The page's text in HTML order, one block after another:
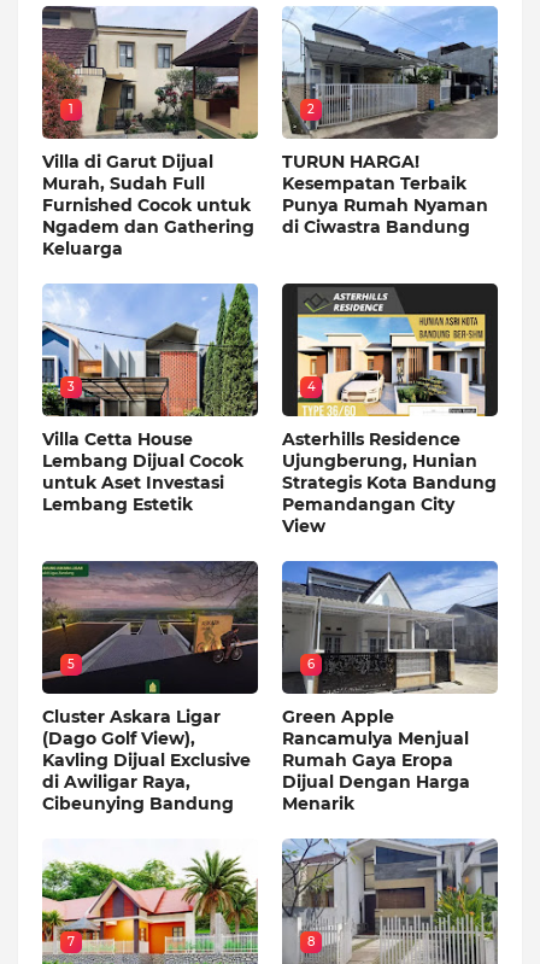
1
Villa di Garut Dijual
Murah, Sudah Full
Furnished Cocok untuk
Ngadem dan Gathering
Keluarga
2
TURUN HARGA!
Kesempatan Terbaik
Punya Rumah Nyaman
di Ciwastra Bandung
3
Villa Cetta House
Lembang Dijual Cocok
untuk Aset Investasi
Lembang Estetik
4
Asterhills Residence
Ujungberung, Hunian
Strategis Kota Bandung
Pemandangan City
View
5
Cluster Askara Ligar
(Dago Golf View),
Kavling Dijual Exclusive
di Awiligar Raya,
Cibeunying Bandung
6
Green Apple
Rancamulya Menjual
Rumah Gaya Eropa
Dijual Dengan Harga
Menarik
7 8